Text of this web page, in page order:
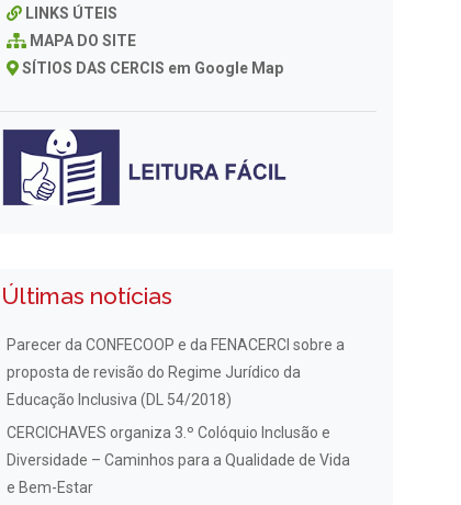
LINKS ÚTEIS
MAPA DO SITE
SÍTIOS DAS CERCIS em Google Map
Últimas notícias
Parecer da CONFECOOP e da FENACERCI sobre a
proposta de revisão do Regime Jurídico da
Educação Inclusiva (DL 54/2018)
CERCICHAVES organiza 3.º Colóquio Inclusão e
Diversidade – Caminhos para a Qualidade de Vida
e Bem-Estar